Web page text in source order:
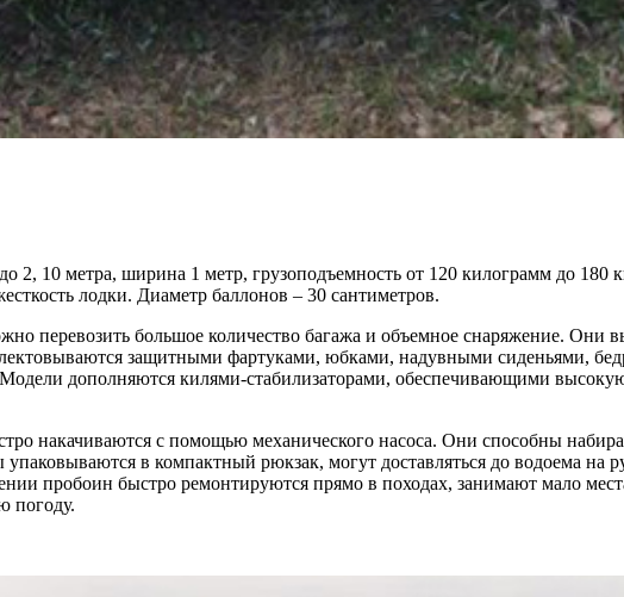
2, 10 метра, ширина 1 метр, грузоподъемность от 120 килограмм до
лодки. Диаметр баллонов – 30 сантиметров.
перевозить большое количество багажа и объемное снаряжение. Они
защитными фартуками, юбками, надувными сиденьями,
дополняются килями-стабилизаторами, обеспечивающими
накачиваются с помощью механического насоса. Они способны
в компактный рюкзак, могут доставляться до водоема на
пробоин быстро ремонтируются прямо в походах, занимают мало
погоду.